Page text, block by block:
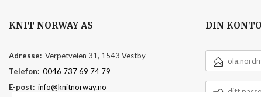
KNIT NORWAY AS
Adresse: Verpetveien 31, 1543 Vestby
Telefon: 0046 737 69 74 79
E-post: info@knitnorway.no
DIN KONTO
POSTADRESSE